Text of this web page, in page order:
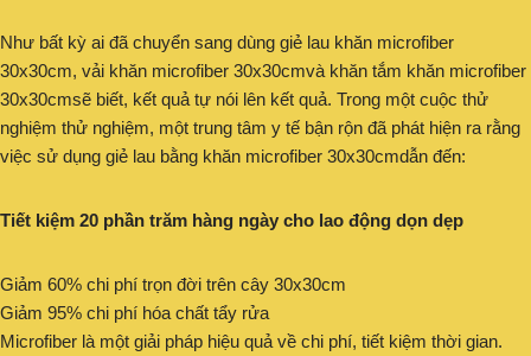
Như bất kỳ ai đã chuyển sang dùng giẻ lau khăn microfiber
30x30cm, vải khăn microfiber 30x30cmvà khăn tắm khăn microfiber
30x30cmsẽ biết, kết quả tự nói lên kết quả. Trong một cuộc thử
nghiệm thử nghiệm, một trung tâm y tế bận rộn đã phát hiện ra rằng
việc sử dụng giẻ lau bằng khăn microfiber 30x30cmdẫn đến:
Tiết kiệm 20 phần trăm hàng ngày cho lao động dọn dẹp
Giảm 60% chi phí trọn đời trên cây 30x30cm
Giảm 95% chi phí hóa chất tẩy rửa
Microfiber là một giải pháp hiệu quả về chi phí, tiết kiệm thời gian.